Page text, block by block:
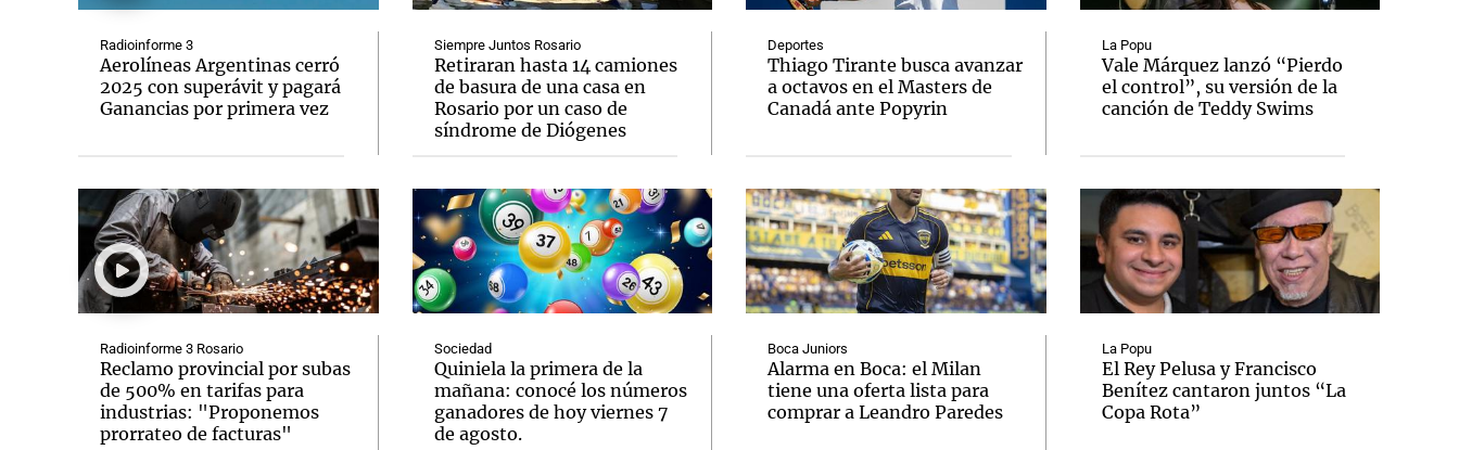
Radioinforme 3
Aerolíneas Argentinas cerró
2025 con superávit y pagará
Ganancias por primera vez
Radioinforme 3 Rosario
Reclamo provincial por subas
de 500% en tarifas para
industrias: "Proponemos
prorrateo de facturas"
Siempre Juntos Rosario
Retiraran hasta 14 camiones
de basura de una casa en
Rosario por un caso de
síndrome de Diógenes
Sociedad
Quiniela la primera de la
mañana: conocé los números
ganadores de hoy viernes 7
de agosto.
Deportes
Thiago Tirante busca avanzar
a octavos en el Masters de
Canadá ante Popyrin
Boca Juniors
Alarma en Boca: el Milan
tiene una oferta lista para
comprar a Leandro Paredes
La Popu
Vale Márquez lanzó “Pierdo
el control”, su versión de la
canción de Teddy Swims
La Popu
El Rey Pelusa y Francisco
Benítez cantaron juntos “La
Copa Rota”
Notas Notas
El huracán de Arequito Cadena 3 en Groenlandia
Notas